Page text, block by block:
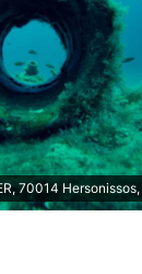
70014